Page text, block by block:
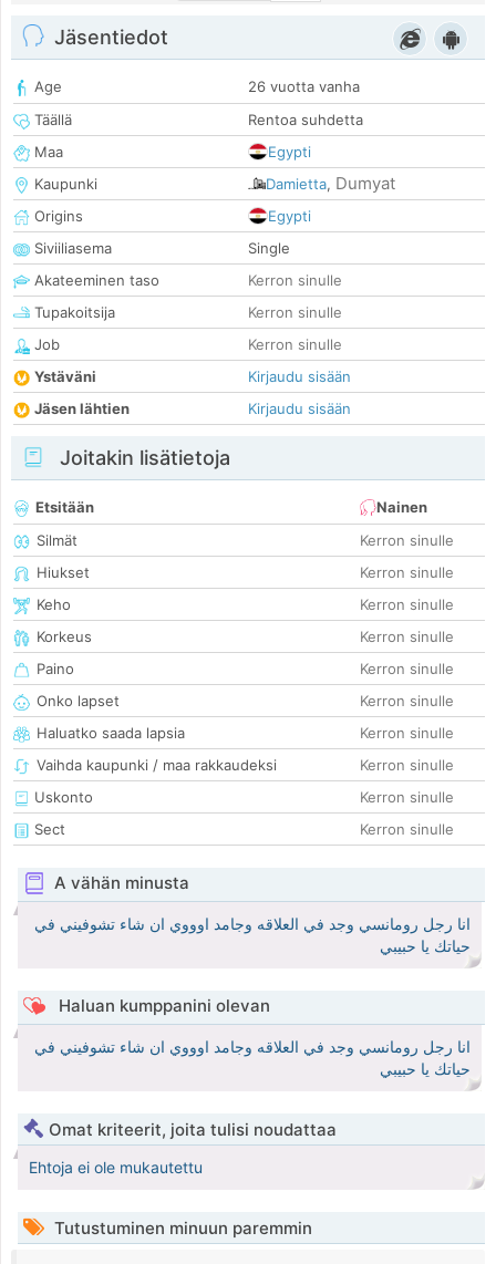
Jäsentiedot
Age
26 vuotta vanha
Täällä
Rentoa suhdetta
Maa
Egypti
Kaupunki
Damietta, Dumyat
Origins
Egypti
Siviiliasema
Single
Akateeminen taso
Kerron sinulle
Tupakoitsija
Kerron sinulle
Job
Kerron sinulle
Ystäväni
Kirjaudu sisään
Jäsen lähtien
Kirjaudu sisään
Joitakin lisätietoja
Etsitään
Nainen
Silmät
Kerron sinulle
Hiukset
Kerron sinulle
Keho
Kerron sinulle
Korkeus
Kerron sinulle
Paino
Kerron sinulle
Onko lapset
Kerron sinulle
Haluatko saada lapsia
Kerron sinulle
Vaihda kaupunki / maa rakkaudeksi
Kerron sinulle
Uskonto
Kerron sinulle
Sect
Kerron sinulle
A vähän minusta
انا رجل رومانسي وجد في العلاقه وجامد اوووي ان شاء تشوفيني في
حياتك يا حبيبي
Haluan kumppanini olevan
انا رجل رومانسي وجد في العلاقه وجامد اوووي ان شاء تشوفيني في
حياتك يا حبيبي
Omat kriteerit, joita tulisi noudattaa
Ehtoja ei ole mukautettu
Tutustuminen minuun paremmin